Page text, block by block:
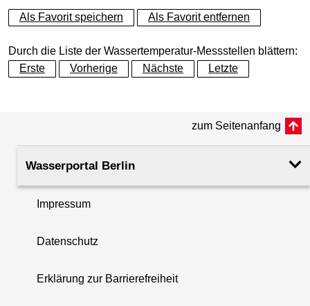
+
−
Als Favorit speichern Als Favorit entfernen
Durch die Liste der Wassertemperatur-Messstellen blättern:
Erste
Vorherige Nächste Letzte
zum Seitenanfang
Wasserportal Berlin
Impressum
Datenschutz
Erklärung zur Barrierefreiheit